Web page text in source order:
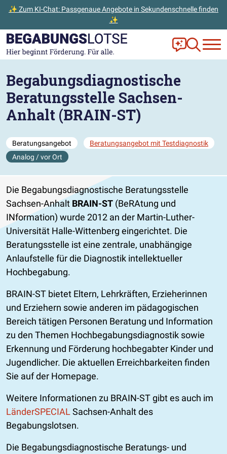
✨ Zum KI-Chat: Passgenaue Angebote in Sekundenschnelle finden
✨
Zum Hauptinhalt der Seite springen
Zur Startseite gehen Frag Ella!
Zur
Begabungsdiagnostische
Beratungsstelle Sachsen-
Anhalt (BRAIN-ST)
Beratungsangebot
Beratungsangebot mit Testdiagnostik
Analog / vor Ort
Die Begabungsdiagnostische Beratungsstelle
Sachsen-Anhalt BRAIN-ST (BeRAtung und
INformation) wurde 2012 an der Martin-Luther-
Universität Halle-Wittenberg eingerichtet. Die
Beratungsstelle ist eine zentrale, unabhängige
Anlaufstelle für die Diagnostik intellektueller
Hochbegabung.
BRAIN-ST bietet Eltern, Lehrkräften, Erzieherinnen
und Erziehern sowie anderen im pädagogischen
Bereich tätigen Personen Beratung und Information
zu den Themen Hochbegabungsdiagnostik sowie
Erkennung und Förderung hochbegabter Kinder und
Jugendlicher. Die aktuellen Erreichbarkeiten finden
Sie auf der Homepage.
Weitere Informationen zu BRAIN-ST gibt es auch im
LänderSPECIAL Sachsen-Anhalt des
Begabungslotsen.
Die Begabungsdiagnostische Beratungs- und